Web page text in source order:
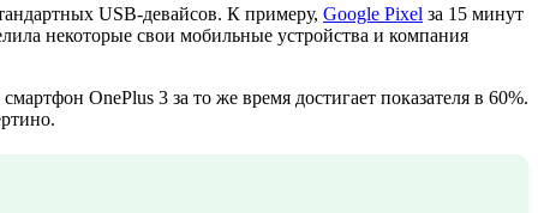
USB-девайсов. К примеру, Google Pixel за 15 минут
некоторые свои мобильные устройства и компания
OnePlus 3 за то же время достигает показателя в 60%.